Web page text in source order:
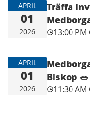
APRIL
01
2026
Träffa
13:00 PM
APRIL
01
2026
Biskop 🥗
11:30 AM